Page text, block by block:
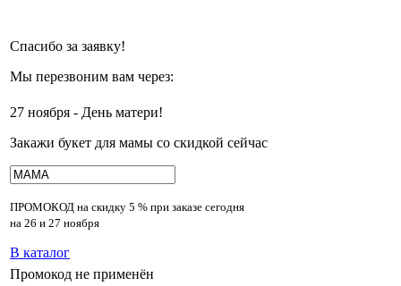
Спасибо за заявку!
Мы перезвоним вам через:
27 ноября - День матери!
Закажи букет для мамы со скидкой сейчас
ПРОМОКОД на скидку 5 % при заказе сегодня
на 26 и 27 ноября
В каталог
Промокод не применён